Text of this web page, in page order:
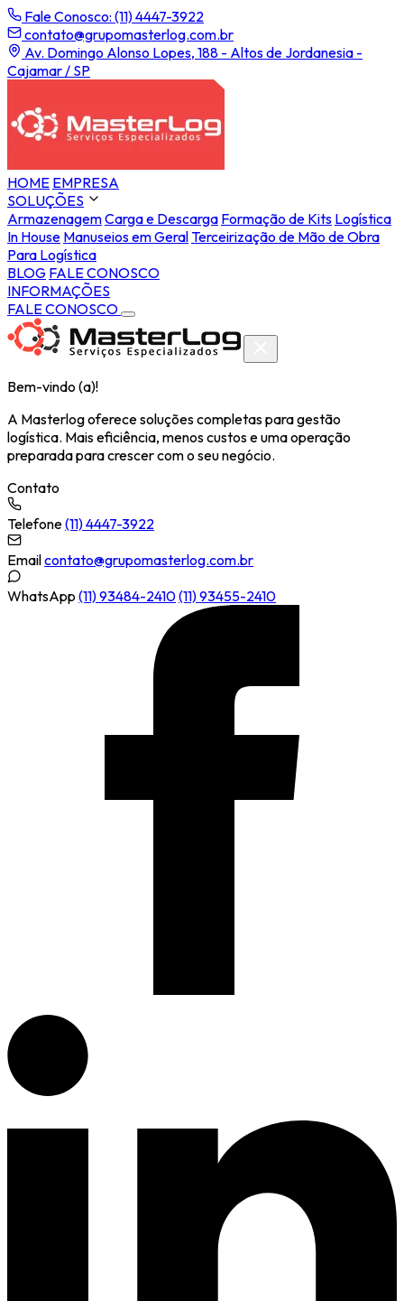
Fale Conosco: (11) 4447-3922
contato@grupomasterlog.com.br
Av. Domingo Alonso Lopes, 188 - Altos de Jordanesia -
Cajamar / SP
HOME EMPRESA
SOLUÇÕES
ArmazenagemCarga e Descarga Formação de Kits Logística
In House Manuseios em GeralTerceirização de Mão de Obra
Para Logística
BLOG FALE CONOSCO
INFORMAÇÕES
FALE CONOSCO
Bem-vindo (a)!
A Masterlog oferece soluções completas para gestão
logística. Mais eficiência, menos custos e uma operação
preparada para crescer com o seu negócio.
Contato
Telefone(11) 4447-3922
Emailcontato@grupomasterlog.com.br
WhatsApp (11) 93484-2410(11) 93455-2410